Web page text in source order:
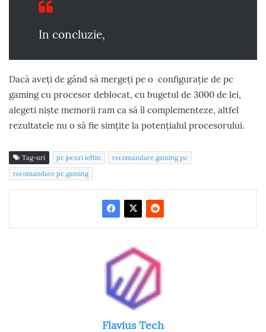
In concluzie,
Dacă aveți de gând să mergeți pe o configurație de pc
gaming cu procesor deblocat, cu bugetul de 3000 de lei,
alegeti niște memorii ram ca să îl complementeze, altfel
rezultatele nu o să fie simțite la potențialul procesorului.
Tag-uri pc jocuri ieftin
recomandare gaming pc
recomandare pc gaming
Flavius Tech